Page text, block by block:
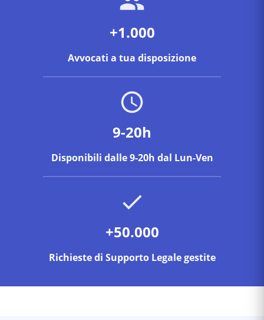
+1.000
Avvocati a tua disposizione
9-20h
Disponibili dalle 9-20h dal Lun-Ven
+50.000
Richieste di Supporto Legale gestite